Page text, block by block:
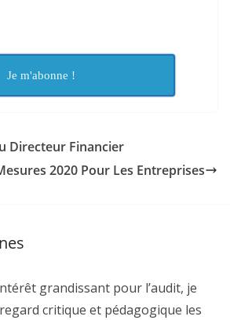
Je m'abonne !
Directeur Financier
2020 Pour Les Entreprises
grandissant pour l’audit, je
critique et pédagogique les